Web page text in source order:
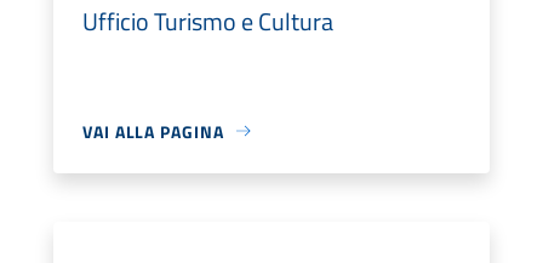
Ufficio Turismo e Cultura
VAI ALLA PAGINA